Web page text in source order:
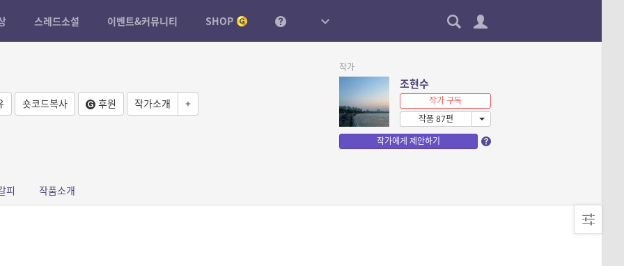
스레드소설 이벤트&커뮤니티 SHOP
숏코드복사 후원 작가소개 +
작가
조현수
작가 구독
작품 87편
작가에게 제안하기
피 작품소개